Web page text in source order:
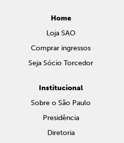
Home
Loja SAO
Comprar ingressos
Seja Sócio Torcedor
Institucional
Sobre o São Paulo
Presidência
Diretoria